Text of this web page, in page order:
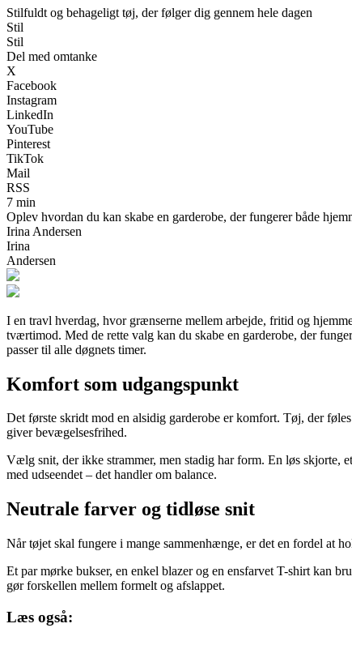
Stilfuldt og behageligt tøj, der følger dig gennem hele dagen
Stil
Stil
Del med omtanke
X
Facebook
Instagram
LinkedIn
YouTube
Pinterest
TikTok
Mail
RSS
7 min
Oplev hvordan du kan skabe en garderobe, der fungerer både
Irina Andersen
Irina
Andersen
I en travl hverdag, hvor grænserne mellem arbejde, fritid og
tværtimod. Med de rette valg kan du skabe en garderobe, der
passer til alle døgnets timer.
Komfort som udgangspunkt
Det første skridt mod en alsidig garderobe er komfort. Tøj, der
giver bevægelsesfrihed.
Vælg snit, der ikke strammer, men stadig har form. En løs skjorte,
med udseendet – det handler om balance.
Neutrale farver og tidløse snit
Når tøjet skal fungere i mange sammenhænge, er det en fordel at
Et par mørke bukser, en enkel blazer og en ensfarvet T-shirt kan
gør forskellen mellem formelt og afslappet.
Læs også: